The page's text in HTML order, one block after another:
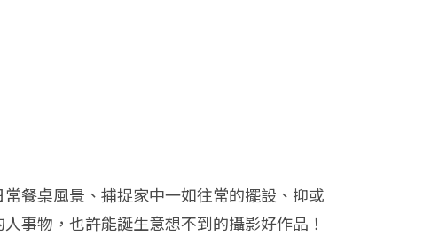
餐桌風景、捕捉家中一如往常的擺設、抑或
事物，也許能誕生意想不到的攝影好作品！